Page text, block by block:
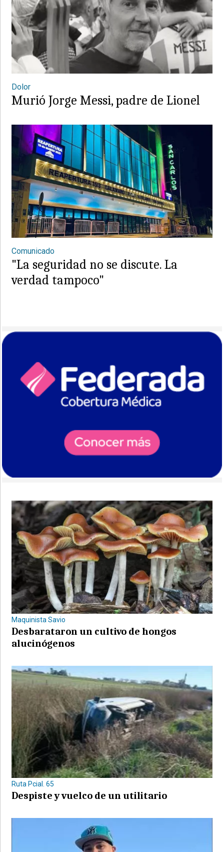
Dolor
Murió Jorge Messi, padre de Lionel
Comunicado
"La seguridad no se discute. La
verdad tampoco"
Maquinista Savio
Desbarataron un cultivo de hongos
alucinógenos
Ruta Pcial. 65
Despiste y vuelco de un utilitario